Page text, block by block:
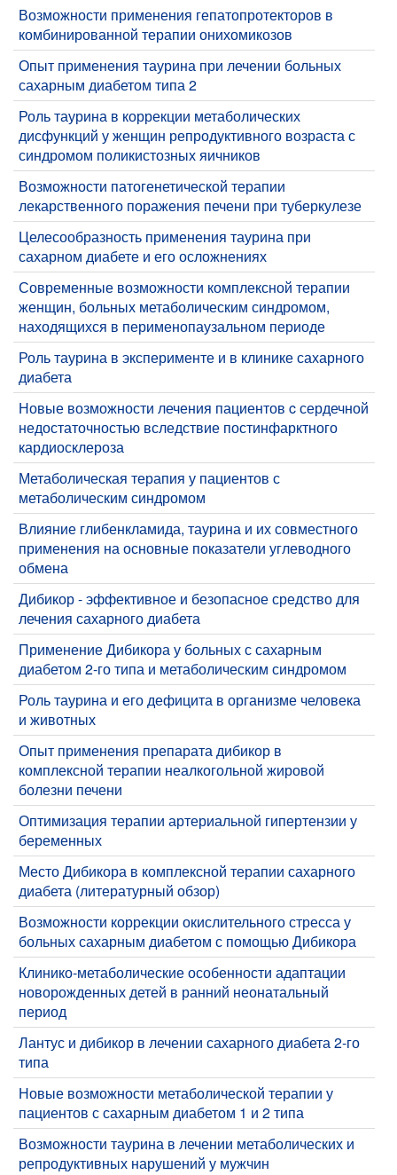
Возможности применения гепатопротекторов в
комбинированной терапии онихомикозов
Опыт применения таурина при лечении больных
сахарным диабетом типа 2
Роль таурина в коррекции метаболических
дисфункций у женщин репродуктивного возраста с
синдромом поликистозных яичников
Возможности патогенетической терапии
лекарственного поражения печени при туберкулезе
Целесообразность применения таурина при
сахарном диабете и его осложнениях
Современные возможности комплексной терапии
женщин, больных метаболическим синдромом,
находящихся в перименопаузальном периоде
Роль таурина в эксперименте и в клинике сахарного
диабета
Новые возможности лечения пациентов c сердечной
недостаточностью вследствие постинфарктного
кардиосклероза
Метаболическая терапия у пациентов с
метаболическим синдромом
Влияние глибенкламида, таурина и их совместного
применения на основные показатели углеводного
обмена
Дибикор - эффективное и безопасное средство для
лечения сахарного диабета
Применение Дибикора у больных с сахарным
диабетом 2-го типа и метаболическим синдромом
Роль таурина и его дефицита в организме человека
и животных
Опыт применения препарата дибикор в
комплексной терапии неалкогольной жировой
болезни печени
Оптимизация терапии артериальной гипертензии у
беременных
Место Дибикора в комплексной терапии сахарного
диабета (литературный обзор)
Возможности коррекции окислительного стресса у
больных сахарным диабетом с помощью Дибикора
Клинико-метаболические особенности адаптации
новорожденных детей в ранний неонатальный
период
Лантус и дибикор в лечении сахарного диабета 2-го
типа
Новые возможности метаболической терапии у
пациентов с сахарным диабетом 1 и 2 типа
Возможности таурина в лечении метаболических и
репродуктивных нарушений у мужчин